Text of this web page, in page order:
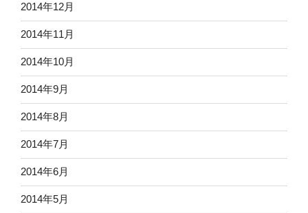
2014年12月
2014年11月
2014年10月
2014年9月
2014年8月
2014年7月
2014年6月
2014年5月